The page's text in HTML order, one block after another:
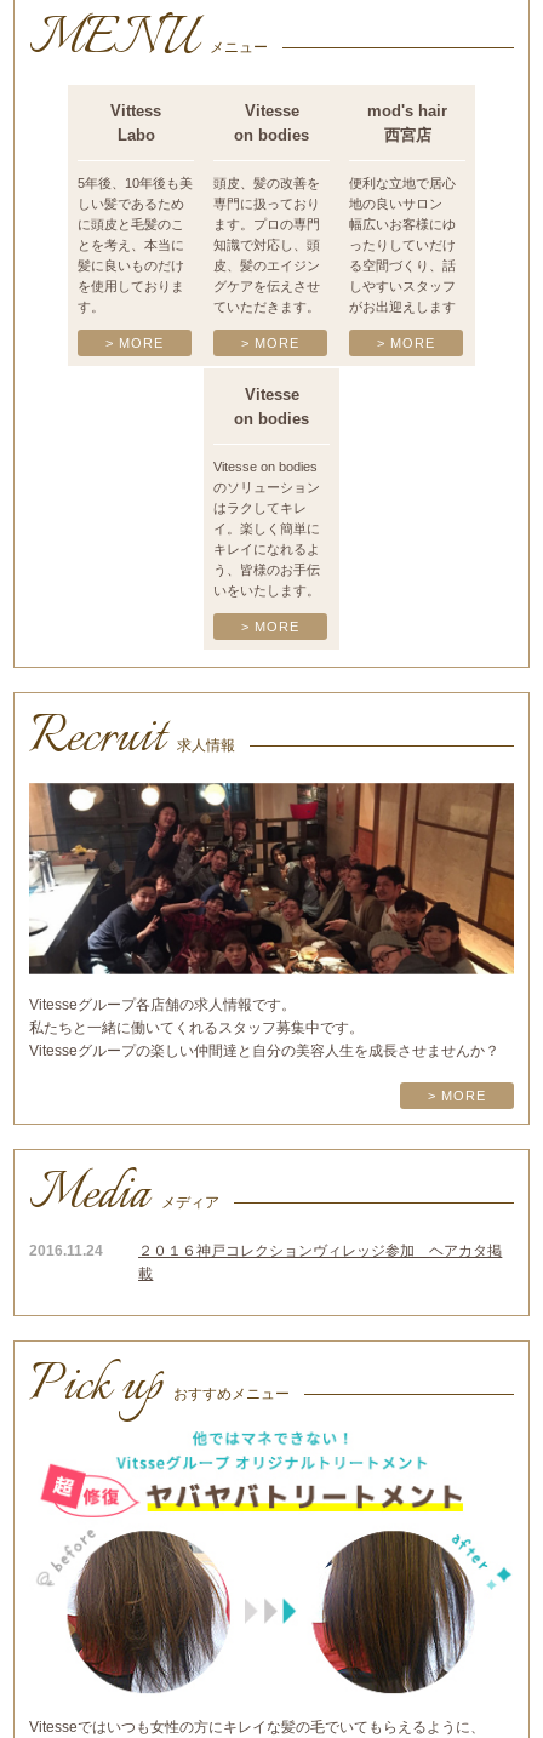
MENU メニュー
Vittess
Labo
5年後、10年後も美
しい髪であるため
に頭皮と毛髪のこ
とを考え、本当に
髪に良いものだけ
を使用しておりま
す。
> MORE
Vitesse
on bodies
頭皮、髪の改善を
専門に扱っており
ます。プロの専門
知識で対応し、頭
皮、髪のエイジン
グケアを伝えさせ
ていただきます。
> MORE
mod's hair
西宮店
便利な立地で居心
地の良いサロン
幅広いお客様にゆ
ったりしていだけ
る空間づくり、話
しやすいスタッフ
がお出迎えします
> MORE
Vitesse
on bodies
Vitesse on bodies
のソリューション
はラクしてキレ
イ。楽しく簡単に
キレイになれるよ
う、皆様のお手伝
いをいたします。
> MORE
Recruit 求人情報
Vitesseグループ各店舗の求人情報です。
私たちと一緒に働いてくれるスタッフ募集中です。
Vitesseグループの楽しい仲間達と自分の美容人生を成長させませんか？
> MORE
Media メディア
2016.11.24 ２０１６神戸コレクションヴィレッジ参加ヘアカタ掲
載
Pick up おすすめメニュー
Vitesseではいつも女性の方にキレイな髪の毛でいてもらえるように、